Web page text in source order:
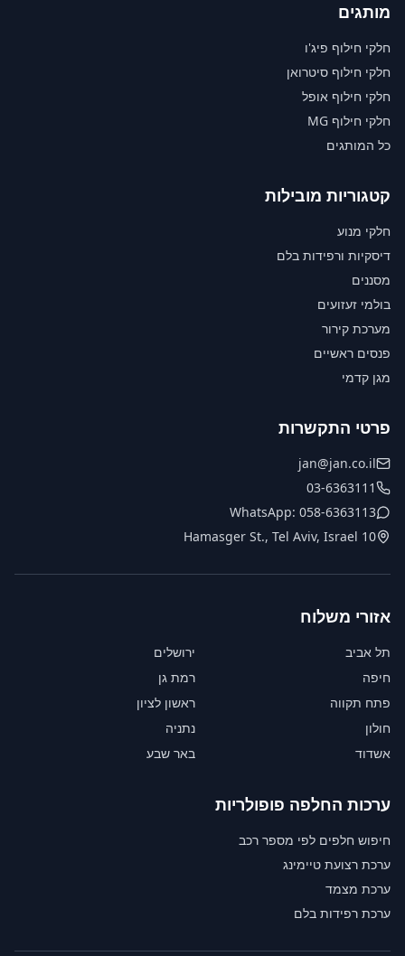
מותגים
חלקי חילוף פיג'ו
חלקי חילוף סיטרואן
חלקי חילוף אופל
חלקי חילוף MG
כל המותגים
קטגוריות מובילות
חלקי מנוע
דיסקיות ורפידות בלם
מסננים
בולמי זעזועים
מערכת קירור
פנסים ראשיים
מגן קדמי
פרטי התקשרות
jan@jan.co.il
03-6363111
WhatsApp: 058-6363113
10 Hamasger St., Tel Aviv, Israel
אזורי משלוח
תל אביב
ירושלים
חיפה
רמת גן
פתח תקווה
ראשון לציון
חולון
נתניה
אשדוד
באר שבע
ערכות החלפה פופולריות
חיפוש חלפים לפי מספר רכב
ערכת רצועת טיימינג
ערכת מצמד
ערכת רפידות בלם